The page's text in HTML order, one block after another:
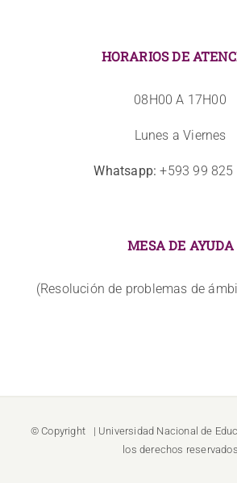
HORARIOS DE
08H00 A 17H00
Lunes a Viernes
Whatsapp: +593 99 825
MESA DE AYUDA
(Resolución de problemas de
© Copyright | Universidad Nacional de
los derechos reservados